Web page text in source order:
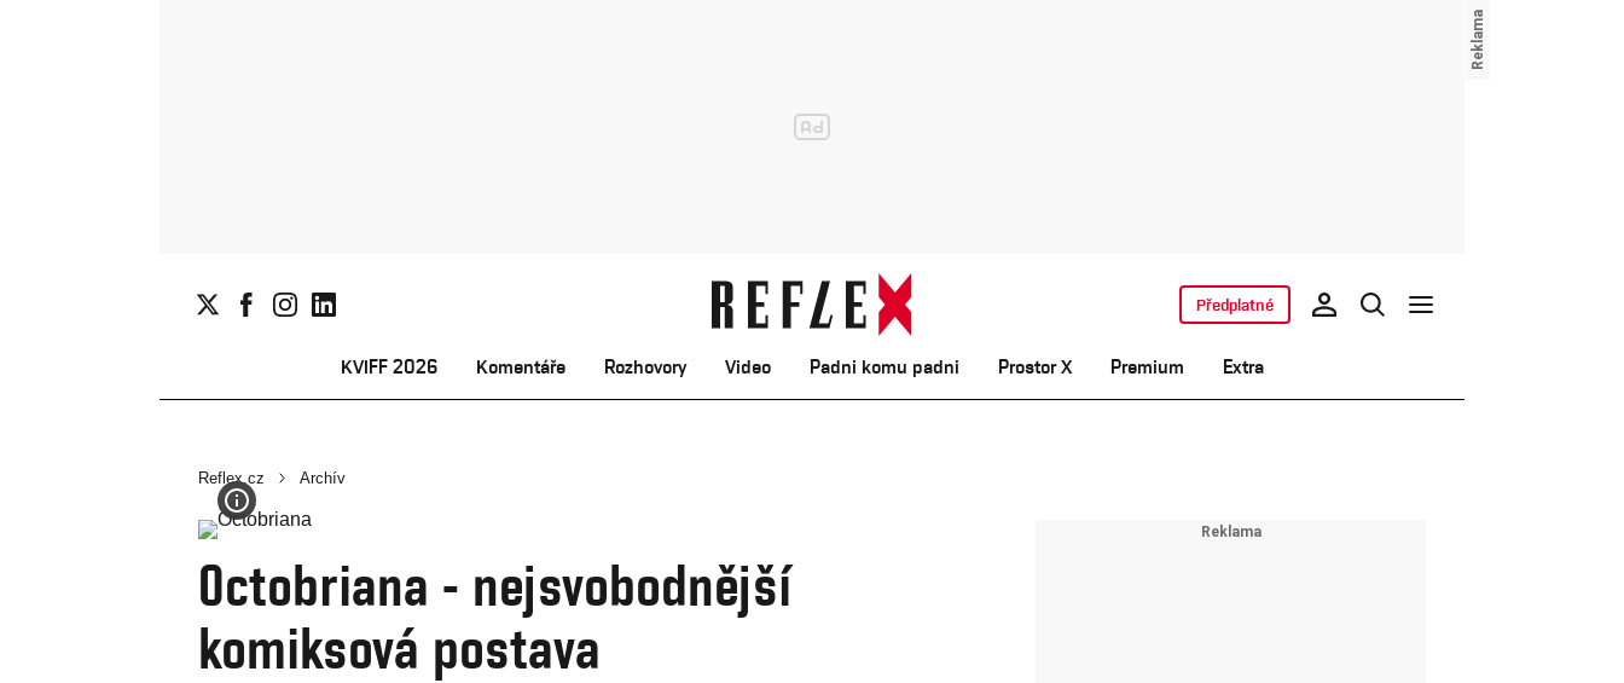
KVIFF 2026 Komentáře Rozhovory Video Padni komu padni Prostor X Premium Extra
Předplatné
Reflex.cz Archív
Octobriana - nejsvobodnější
komiksová postava